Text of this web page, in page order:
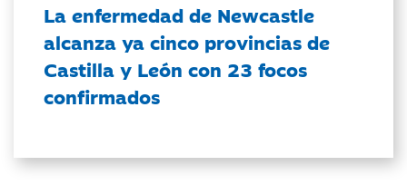
La enfermedad de Newcastle
alcanza ya cinco provincias de
Castilla y León con 23 focos
confirmados